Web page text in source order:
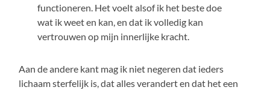
functioneren. Het voelt alsof ik het beste doe
wat ik weet en kan, en dat ik volledig kan
vertrouwen op mijn innerlijke kracht.
Aan de andere kant mag ik niet negeren dat ieders
lichaam sterfelijk is, dat alles verandert en dat het een